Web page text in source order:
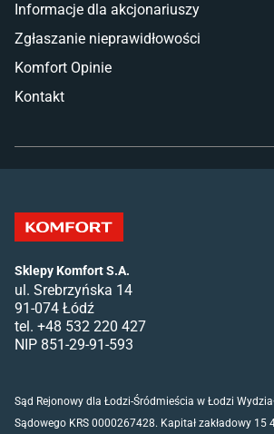
Informacje dla akcjonariuszy
Zgłaszanie nieprawidłowości
Komfort Opinie
Kontakt
Sklepy Komfort S.A.
ul. Srebrzyńska 14
91-074 Łódź
tel. +48 532 220 427
NIP 851-29-91-593
Sąd Rejonowy dla Łodzi-Śródmieścia w Łodzi
Sądowego KRS 0000267428. Kapitał zakładowy 15